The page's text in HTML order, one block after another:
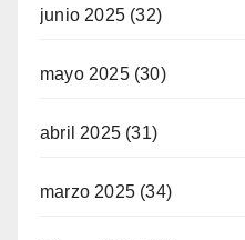
junio 2025 (32)
mayo 2025(30)
abril 2025 (31)
marzo 2025 (34)